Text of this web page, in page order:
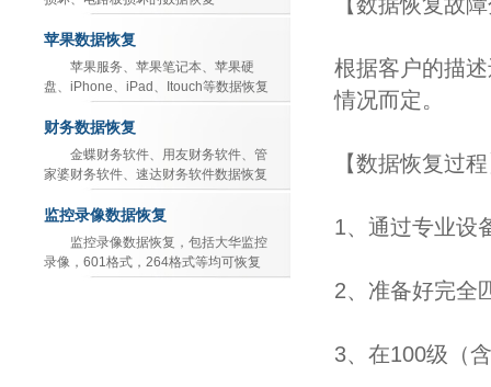
苹果数据恢复
苹果服务、苹果笔记本、苹果硬
盘、iPhone、iPad、Itouch等数据恢复
财务数据恢复
金蝶财务软件、用友财务软件、管
家婆财务软件、速达财务软件数据恢复
监控录像数据恢复
监控录像数据恢复，包括大华监控
录像，601格式，264格式等均可恢复
根据客户的描
情况而定。
【数据恢复过
1、通过专业设
2、准备好完全
3、在100级（